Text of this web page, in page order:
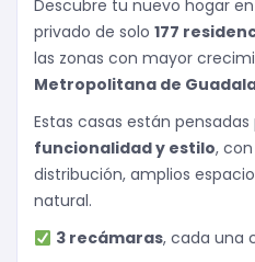
Descubre tu nuevo hogar
privado de solo 177
las zonas con mayor
Metropolitana de
Estas casas están
funcionalidad y estilo,
distribución, amplios
natural.
3 recámaras, cada una